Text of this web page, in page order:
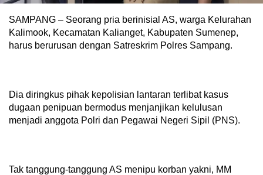
SAMPANG – Seorang pria berinisial AS, warga Kelurahan
Kalimook, Kecamatan Kalianget, Kabupaten Sumenep,
harus berurusan dengan Satreskrim Polres Sampang.
Dia diringkus pihak kepolisian lantaran terlibat kasus
dugaan penipuan bermodus menjanjikan kelulusan
menjadi anggota Polri dan Pegawai Negeri Sipil (PNS).
Tak tanggung-tanggung AS menipu korban yakni, MM